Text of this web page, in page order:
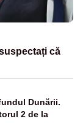
că
Dunării.
2 de la